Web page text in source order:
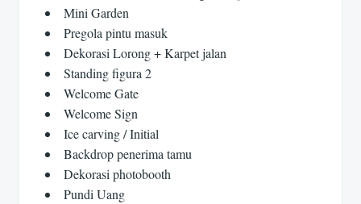
Mini Garden
Pregola pintu masuk
Dekorasi Lorong + Karpet jalan
Standing figura 2
Welcome Gate
Welcome Sign
Ice carving / Initial
Backdrop penerima tamu
Dekorasi photobooth
Pundi Uang